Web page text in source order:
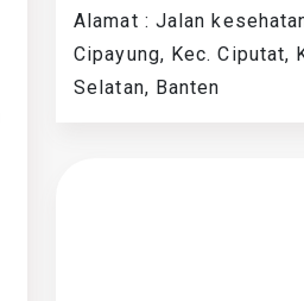
Alamat : Jalan
Cipayung, Kec. Ciputat,
Selatan, Banten